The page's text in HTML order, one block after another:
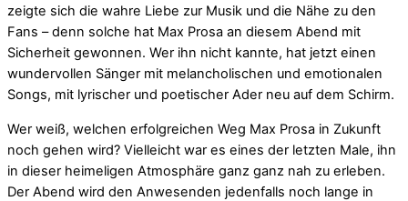
zeigte sich die wahre Liebe zur Musik und die Nähe zu den
Fans – denn solche hat Max Prosa an diesem Abend mit
Sicherheit gewonnen. Wer ihn nicht kannte, hat jetzt einen
wundervollen Sänger mit melancholischen und emotionalen
Songs, mit lyrischer und poetischer Ader neu auf dem Schirm.
Wer weiß, welchen erfolgreichen Weg Max Prosa in Zukunft
noch gehen wird? Vielleicht war es eines der letzten Male, ihn
in dieser heimeligen Atmosphäre ganz ganz nah zu erleben.
Der Abend wird den Anwesenden jedenfalls noch lange in